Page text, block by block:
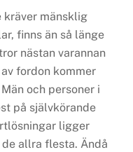
kräver mänsklig
finns än så länge
nästan varannan
fordon kommer
och personer i
på självkörande
ligger
allra flesta. Ändå